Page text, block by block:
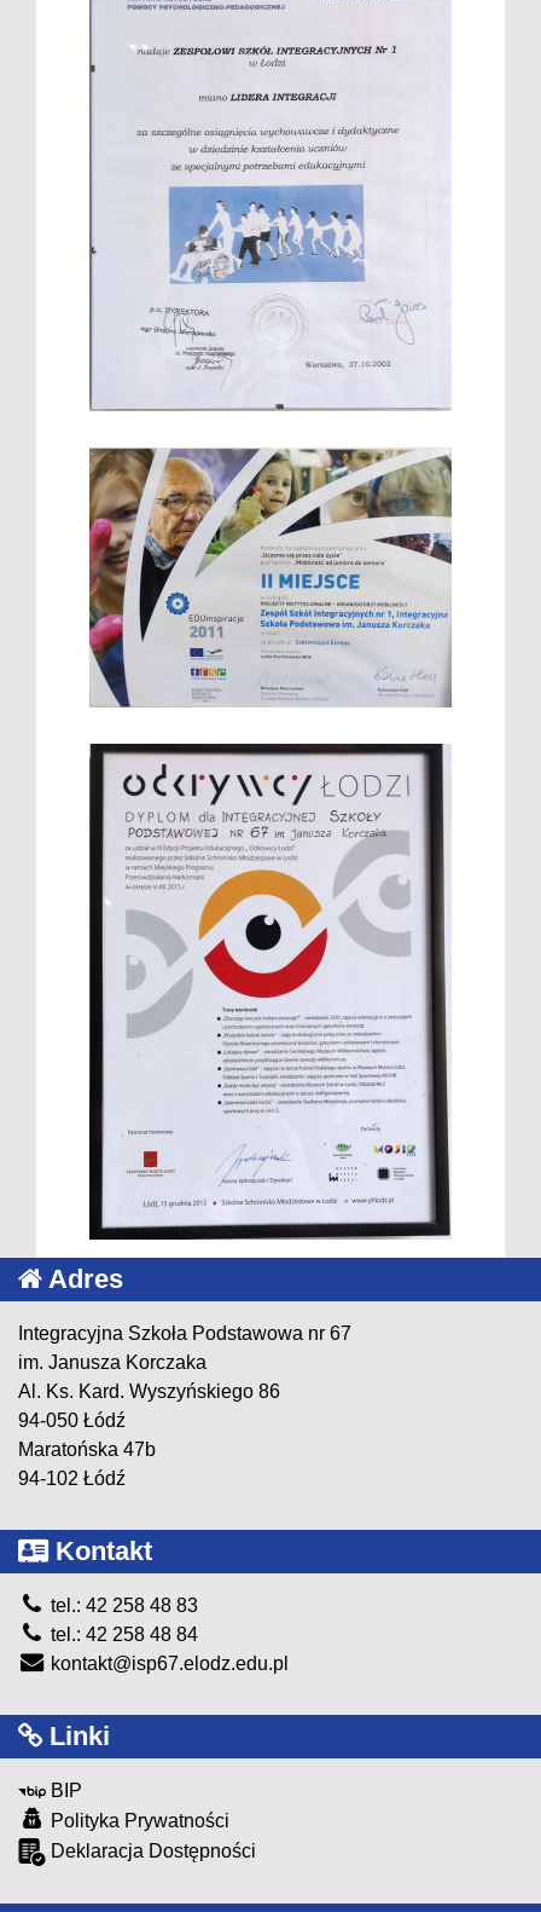
Adres
Integracyjna Szkoła Podstawowa nr 67
im. Janusza Korczaka
Al. Ks. Kard. Wyszyńskiego 86
94-050 Łódź
Maratońska 47b
94-102 Łódź
Kontakt
tel.: 42 258 48 83
tel.: 42 258 48 84
kontakt@isp67.elodz.edu.pl
Linki
BIP
Polityka Prywatności
Deklaracja Dostępności